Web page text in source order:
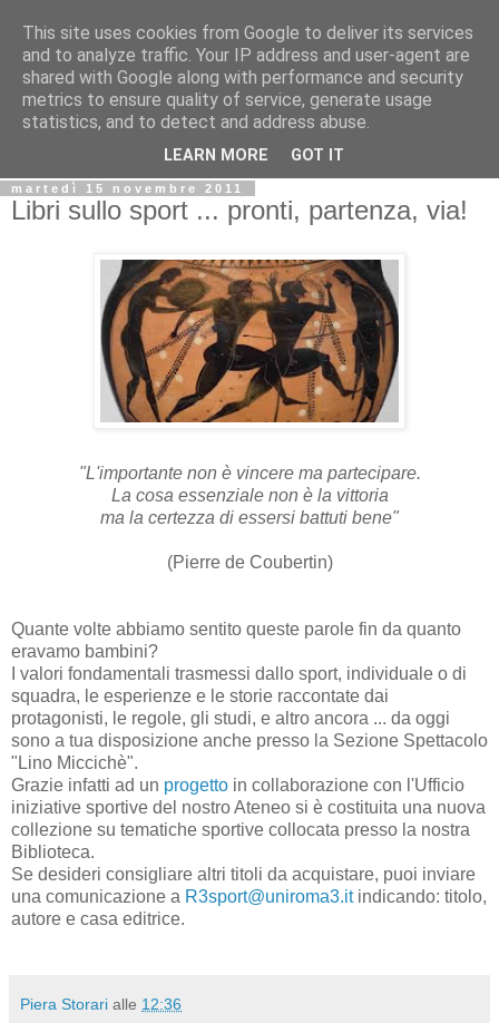
Biblio@rti in
Il Blog della Biblioteca di Area delle arti per condividere
informazioni iniziative incontri
martedì 15 novembre 2011
Libri sullo sport ... pronti, partenza, via!
"L'importante non è vincere ma partecipare.
La cosa essenziale non è la vittoria
ma la certezza di essersi battuti bene"
(Pierre de Coubertin)
Quante volte abbiamo sentito queste parole fin da quanto
eravamo bambini?
I valori fondamentali trasmessi dallo sport, individuale o di
squadra, le esperienze e le storie raccontate dai
protagonisti, le regole, gli studi, e altro ancora ... da oggi
sono a tua disposizione anche presso la Sezione Spettacolo
"Lino Miccichè".
Grazie infatti ad un progetto in collaborazione con l'Ufficio
iniziative sportive del nostro Ateneo si è costituita una nuova
collezione su tematiche sportive collocata presso la nostra
Biblioteca.
Se desideri consigliare altri titoli da acquistare, puoi inviare
una comunicazione a R3sport@uniroma3.itindicando: titolo,
autore e casa editrice.
Piera Storari alle 12:36
This site uses cookies from Google to deliver its services
and to analyze traffic. Your IP address and user-agent are
shared with Google along with performance and security
metrics to ensure quality of service, generate usage
statistics, and to detect and address abuse.
LEARN MORE GOT IT